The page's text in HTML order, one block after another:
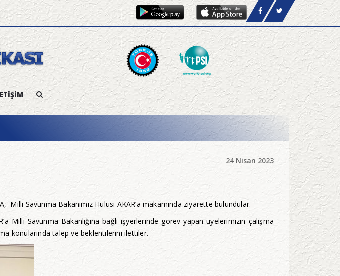
24 Nisan 2023
Milli Savunma Bakanımız Hulusi AKAR’a makamında ziyarette bulundular.
Milli Savunma Bakanlığına bağlı işyerlerinde görev yapan üyelerimizin çalışma
konularında talep ve beklentilerini ilettiler.